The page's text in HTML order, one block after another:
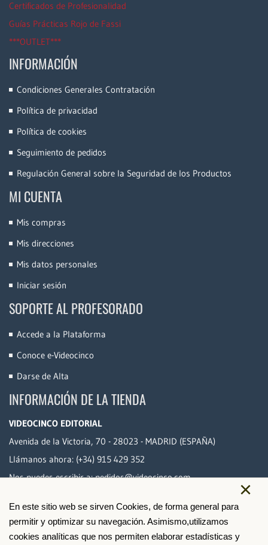
×
En este sitio web se sirven Cookies, de forma general para
permitir y optimizar su navegación. Asimismo,utilizamos
cookies analíticas que nos permiten elaborar estadísticas y
Certificados de Profesionalidad
Guías Prácticas Rojo de Fassi
***OUTLET***
INFORMACIÓN
Condiciones Generales Contratación
Política de privacidad
Política de cookies
Seguimiento de pedidos
Regulación General sobre la Seguridad de los Productos
MI CUENTA
Mis compras
Mis direcciones
Mis datos personales
Iniciar sesión
SOPORTE AL PROFESORADO
Accede a la Plataforma
Conoce e-Videocinco
Darse de Alta
INFORMACIÓN DE LA TIENDA
VIDEOCINCO EDITORIAL
Avenida de la Victoria, 70 - 28023 - MADRID (ESPAÑA)
Llámanos ahora: (+34) 915 429 352
Nos puedes escribir a:pedidos@videocinco.com
PAGO SEGURO